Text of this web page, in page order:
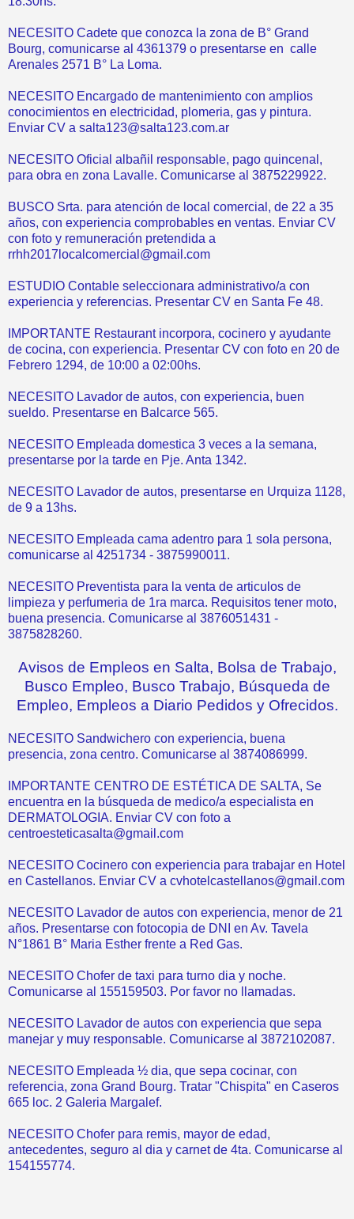
NECESITO Cadete que conozca la zona de B° Grand
Bourg, comunicarse al 4361379 o presentarse en calle
Arenales 2571 B° La Loma.
NECESITO Encargado de mantenimiento con amplios
conocimientos en electricidad, plomeria, gas y pintura.
Enviar CV a salta123@salta123.com.ar
NECESITO Oficial albañil responsable, pago quincenal,
para obra en zona Lavalle. Comunicarse al 3875229922.
BUSCO Srta. para atención de local comercial, de 22 a 35
años, con experiencia comprobables en ventas. Enviar CV
con foto y remuneración pretendida a
rrhh2017localcomercial@gmail.com
ESTUDIO Contable seleccionara administrativo/a con
experiencia y referencias. Presentar CV en Santa Fe 48.
IMPORTANTE Restaurant incorpora, cocinero y ayudante
de cocina, con experiencia. Presentar CV con foto en 20 de
Febrero 1294, de 10:00 a 02:00hs.
NECESITO Lavador de autos, con experiencia, buen
sueldo. Presentarse en Balcarce 565.
NECESITO Empleada domestica 3 veces a la semana,
presentarse por la tarde en Pje. Anta 1342.
NECESITO Lavador de autos, presentarse en Urquiza 1128,
de 9 a 13hs.
NECESITO Empleada cama adentro para 1 sola persona,
comunicarse al 4251734 - 3875990011.
NECESITO Preventista para la venta de articulos de
limpieza y perfumeria de 1ra marca. Requisitos tener moto,
buena presencia. Comunicarse al 3876051431 -
3875828260.
Avisos de Empleos en Salta, Bolsa de Trabajo,
Busco Empleo, Busco Trabajo, Búsqueda de
Empleo, Empleos a Diario Pedidos y Ofrecidos.
NECESITO Sandwichero con experiencia, buena
presencia, zona centro. Comunicarse al 3874086999.
IMPORTANTE CENTRO DE ESTÉTICA DE SALTA, Se
encuentra en la búsqueda de medico/a especialista en
DERMATOLOGIA. Enviar CV con foto a
centroesteticasalta@gmail.com
NECESITO Cocinero con experiencia para trabajar en Hotel
en Castellanos. Enviar CV a cvhotelcastellanos@gmail.com
NECESITO Lavador de autos con experiencia, menor de 21
años. Presentarse con fotocopia de DNI en Av. Tavela
N°1861 B° Maria Esther frente a Red Gas.
NECESITO Chofer de taxi para turno dia y noche.
Comunicarse al 155159503. Por favor no llamadas.
NECESITO Lavador de autos con experiencia que sepa
manejar y muy responsable. Comunicarse al 3872102087.
NECESITO Empleada ½ dia, que sepa cocinar, con
referencia, zona Grand Bourg. Tratar "Chispita" en Caseros
665 loc. 2 Galeria Margalef.
NECESITO Chofer para remis, mayor de edad,
antecedentes, seguro al dia y carnet de 4ta. Comunicarse al
154155774.